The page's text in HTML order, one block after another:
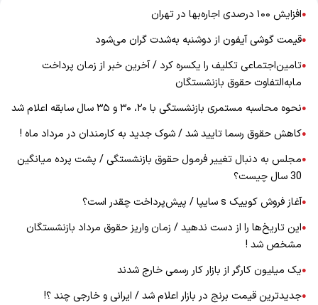
●افزایش ۱۰۰ درصدی اجاره‌بها در تهران
●قیمت گوشی آیفون از دوشنبه به‌شدت گران‌ می‌شود
●تامین‌اجتماعی تکلیف را یکسره کرد / آخرین خبر از زمان پرداخت
مابه‌التفاوت حقوق بازنشستگان
●نحوه محاسبه مستمری بازنشستگی با ۲۰، ۳۰ و ۳۵ سال سابقه اعلام شد
●کاهش حقوق رسما تایید شد / شوک جدید به کارمندان در مرداد ماه !
●مجلس به دنبال تغییر فرمول حقوق بازنشستگی / پشت پرده میانگین
30 سال چیست؟
●آغاز فروش کوییک s سایپا / پیش‌پرداخت چقدر است؟
●این تاریخ‌ها را از دست ندهید / زمان واریز حقوق مرداد بازنشستگان
مشخص شد !
●یک میلیون کارگر از بازار کار رسمی خارج شدند
●جدیدترین قیمت برنج در بازار اعلام شد / ایرانی و خارجی چند ؟!